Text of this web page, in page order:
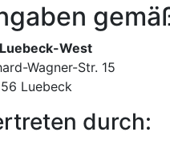
West
Wagner-Str. 15
Luebeck
durch: